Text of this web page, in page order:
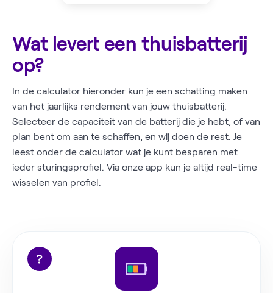
Wat levert een thuisbatterij
op?
In de calculator hieronder kun je een schatting maken
van het jaarlijks rendement van jouw thuisbatterij.
Selecteer de capaciteit van de batterij die je hebt, of van
plan bent om aan te schaffen, en wij doen de rest. Je
leest onder de calculator wat je kunt besparen met
ieder sturingsprofiel. Via onze app kun je altijd real-time
wisselen van profiel.